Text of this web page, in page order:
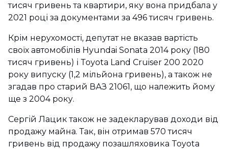
тисяч гривень та квартири, яку вона придбала у
2021 році за документами за 496 тисяч гривень.
Крім нерухомості, депутат не вказав вартість
своїх автомобілів Hyundai Sonata 2014 року (180
тисяч гривень) і Toyota Land Cruiser 200 2020
року випуску (1,2 мільйона гривень), а також не
згадав про старий ВАЗ 21061, що належить йому
ще з 2004 року.
Сергій Лацик також не задекларував доходи від
продажу майна. Так, він отримав 570 тисяч
гривень від продажу позашляховика Toyota